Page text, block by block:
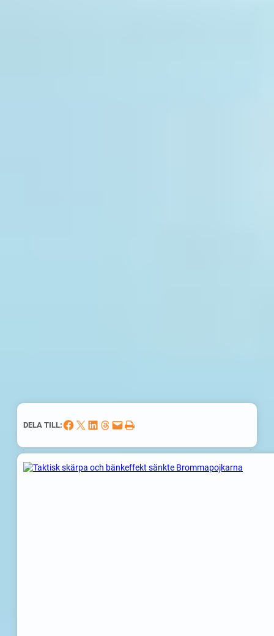
DELA TILL:Dela på Facebook Dela på X Dela på LinkedIn Dela på Threads Skicka denna sida med e-post Skriv ut denna sida